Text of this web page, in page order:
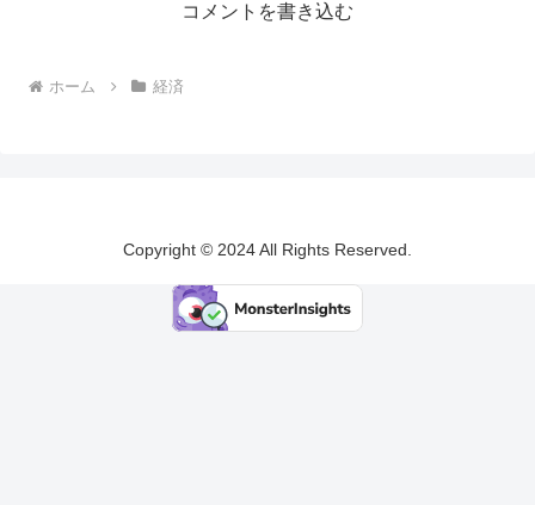
コメントを書き込む
ホーム 経済
Copyright © 2024 All Rights Reserved.